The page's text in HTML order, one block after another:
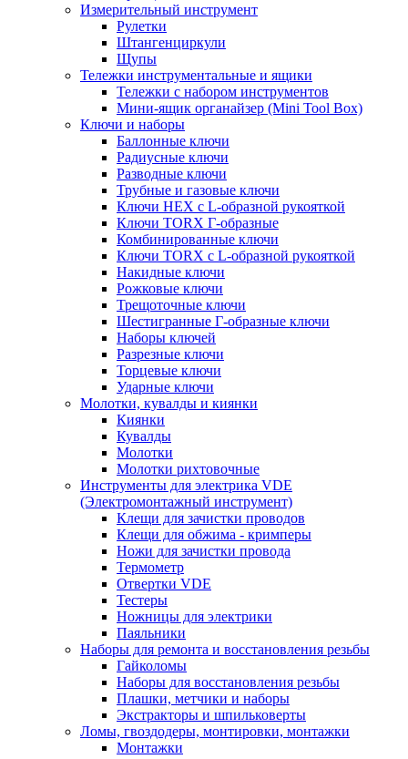
Измерительный инструмент
Рулетки
Штангенциркули
Щупы
Тележки инструментальные и ящики
Тележки с набором инструментов
Мини-ящик органайзер (Mini Tool Box)
Ключи и наборы
Баллонные ключи
Радиусные ключи
Разводные ключи
Трубные и газовые ключи
Ключи HEX с L-образной рукояткой
Ключи TORX Г-образные
Комбинированные ключи
Ключи TORX с L-образной рукояткой
Накидные ключи
Рожковые ключи
Трещоточные ключи
Шестигранные Г-образные ключи
Наборы ключей
Разрезные ключи
Торцевые ключи
Ударные ключи
Молотки, кувалды и киянки
Киянки
Кувалды
Молотки
Молотки рихтовочные
Инструменты для электрика VDE
(Электромонтажный инструмент)
Клещи для зачистки проводов
Клещи для обжима - кримперы
Ножи для зачистки провода
Термометр
Отвертки VDE
Тестеры
Ножницы для электрики
Паяльники
Наборы для ремонта и восстановления резьбы
Гайколомы
Наборы для восстановления резьбы
Плашки, метчики и наборы
Экстракторы и шпильковерты
Ломы, гвоздодеры, монтировки, монтажки
Монтажки